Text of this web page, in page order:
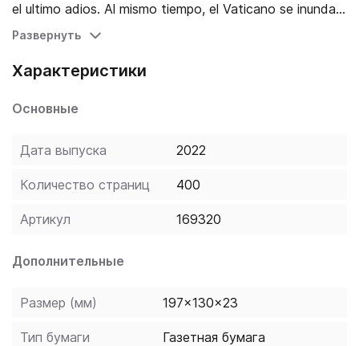
el ultimo adios. Al mismo tiempo, el Vaticano se inunda
de rumores y alianzas a medida que los cardenales
conclave amenazado... A pesar de las extremas
sacudiran la ciudad. Para investigar estos terribles
Sin embargo, la seguridad del Vaticano, que pretende
ocultar las muertes, no deja de poner obstaculos en su
estas dificultades se une otra mayor cuando asignan a
no acaba de confiar. Ambos tendran que detener al
acaba de comenzar...
Развернуть
Характеристики
Основные
Дата выпуска 2022
Количество страниц 400
Артикул 169320
Дополнительные
Размер (мм) 197x130x23
Тип бумаги Газетная бумага